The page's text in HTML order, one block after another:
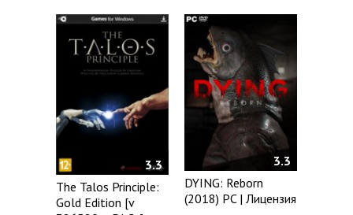
3.3
The Talos Principle:
Gold Edition [v
3.3
DYING: Reborn
(2018) PC | Лицензия